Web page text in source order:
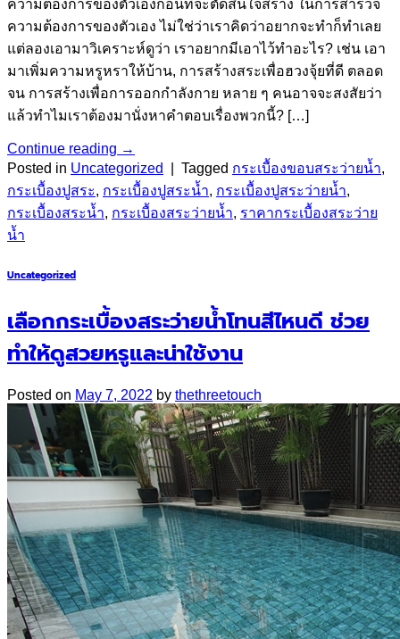
ความต้องการของตัวเองก่อนที่จะตัดสินใจสร้าง ในการสำรวจ
ความต้องการของตัวเอง ไม่ใช่ว่าเราคิดว่าอยากจะทำก็ทำเลย
แต่ลองเอามาวิเคราะห์ดูว่า เราอยากมีเอาไว้ทำอะไร? เช่น เอา
มาเพิ่มความหรูหราให้บ้าน, การสร้างสระเพื่อฮวงจุ้ยที่ดี ตลอด
จน การสร้างเพื่อการออกกำลังกาย หลาย ๆ คนอาจจะสงสัยว่า
แล้วทำไมเราต้องมานั่งหาคำตอบเรื่องพวกนี้? […]
Continue reading →
Posted in Uncategorized Tagged กระเบื้องขอบสระว่ายน้ำ,
กระเบื้องปูสระ, กระเบื้องปูสระน้ำ, กระเบื้องปูสระว่ายน้ำ,
กระเบื้องสระน้ำ, กระเบื้องสระว่ายน้ำ, ราคากระเบื้องสระว่าย
น้ำ
Uncategorized
เลือกกระเบื้องสระว่ายน้ำโทนสีไหนดี ช่วย
ทำให้ดูสวยหรูและน่าใช้งาน
Posted on May 7, 2022 by thethreetouch